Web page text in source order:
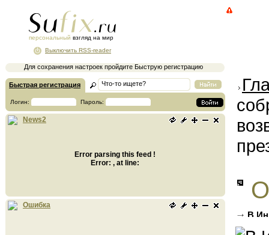
персональный взгляд на мир
Для сохранения настроек пройдите Быструю регистрацию
Выключить RSS-reader
Быстрая регистрация
Логин: Пароль:
News2
Error parsing this feed !
Error: , at line:
Ошибка
В
на